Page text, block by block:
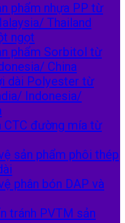
phẩm nhựa PP từ
Thailand
ngọt
phẩm Sorbitol từ
China
dài Polyester từ
Indonesia/
CTC đường mía từ
sản phẩm phôi thép
phân bón DAP và
tránh PVTM sản